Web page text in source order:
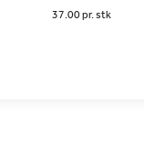
37.00 pr. stk